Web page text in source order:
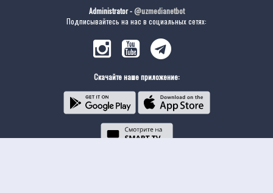
Administrator -@uzmedianetbot
Подписывайтесь на нас в социальных сетях:
Скачайте наше приложение: